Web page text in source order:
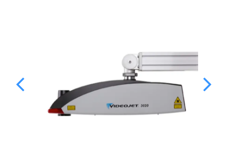
Previous Next